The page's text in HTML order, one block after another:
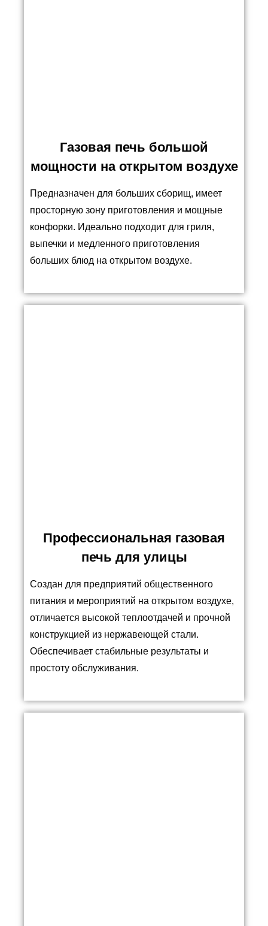
Газовая печь большой
мощности на открытом воздухе
Предназначен для больших сборищ, имеет
просторную зону приготовления и мощные
конфорки. Идеально подходит для гриля,
выпечки и медленного приготовления
больших блюд на открытом воздухе.
Профессиональная газовая
печь для улицы
Создан для предприятий общественного
питания и мероприятий на открытом воздухе,
отличается высокой теплоотдачей и прочной
конструкцией из нержавеющей стали.
Обеспечивает стабильные результаты и
простоту обслуживания.